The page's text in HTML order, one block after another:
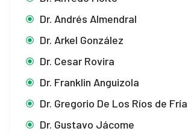
panel
panel
panel
Dr. Andrés Almendral
Dr. Arkel González
Dr. Cesar Rovira
Dr. Franklin Anguizola
Dr. Gregorio De Los Ríos de
Dr. Gustavo Jácome